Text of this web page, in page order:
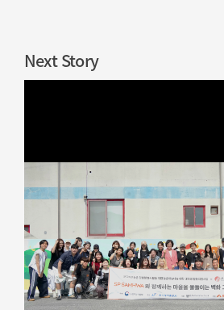
Next Story